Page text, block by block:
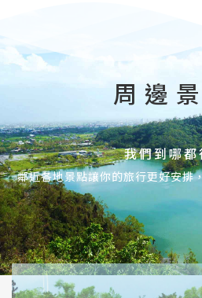
周邊
我們到哪
鄰近各地景點讓你的旅行更好安排